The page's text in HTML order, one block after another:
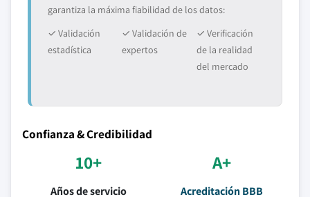
garantiza la máxima fiabilidad de los datos:
✓ Validación
estadística
✓ Validación de
expertos
✓ Verificación
de la realidad
del mercado
Confianza & Credibilidad
10+
Años de servicio
A+
Acreditación BBB